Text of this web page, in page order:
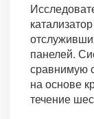
панелей.
сравнимую
на основе
течение